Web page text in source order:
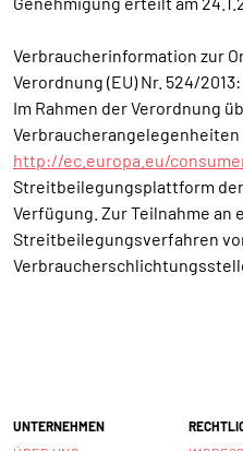
Verbraucherinformation zur
Verordnung (EU) Nr. 524/2013:
Im Rahmen der Verordnung
http://ec.europa.eu/
Streitbeilegungsplattform
Verfügung. Zur Teilnahme an
Streitbeilegungsverfahren
UNTERNEHMEN